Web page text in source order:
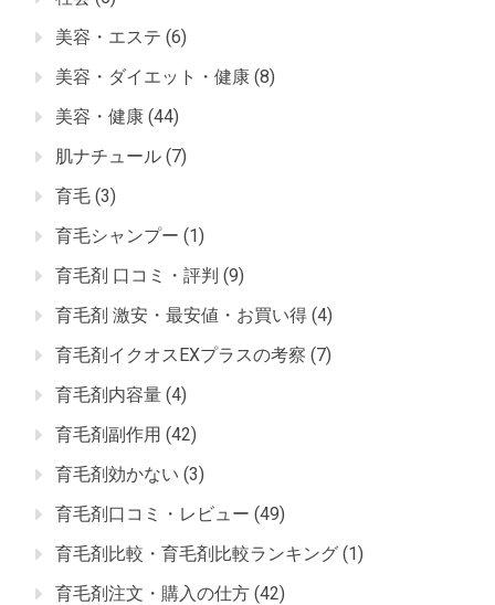
美容・エステ (6)
美容・ダイエット・健康 (8)
美容・健康 (44)
肌ナチュール (7)
育毛 (3)
育毛シャンプー (1)
育毛剤 口コミ・評判 (9)
育毛剤 激安・最安値・お買い得 (4)
育毛剤イクオスEXプラスの考察 (7)
育毛剤内容量 (4)
育毛剤副作用 (42)
育毛剤効かない (3)
育毛剤口コミ・レビュー (49)
育毛剤比較・育毛剤比較ランキング (1)
育毛剤注文・購入の仕方 (42)